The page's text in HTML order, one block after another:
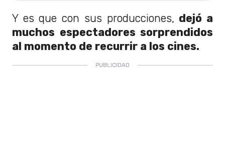
Y es que con sus producciones, dejó a
muchos espectadores sorprendidos
al momento de recurrir a los cines.